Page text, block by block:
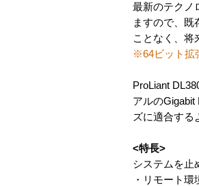
最新のテクノ
ますので、既
ことなく、将
※64ビット拡
ProLiant
アルの
ズに適合する
<特長>
システムを止
・リモート